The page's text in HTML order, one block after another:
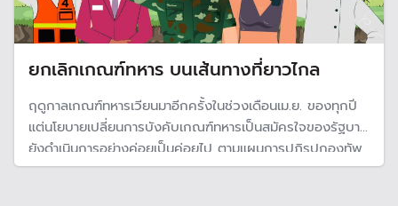
ยกเลิกเกณฑ์ทหาร บนเส้นทางที่ยาวไกล
ฤดูกาลเกณฑ์ทหารเวียนมาอีกครั้งในช่วงเดือนเม.ย. ของทุกปี
แต่นโยบายเปลี่ยนการบังคับเกณฑ์ทหารเป็นสมัครใจของรัฐบาล
ยังดำเนินการอย่างค่อยเป็นค่อยไป ตามแผนการปฏิรูปกองทัพ
ของกระทรวงกลาโหม ที่คาดว่าจะยกเลิกระบบการเกณฑ์ทหาร